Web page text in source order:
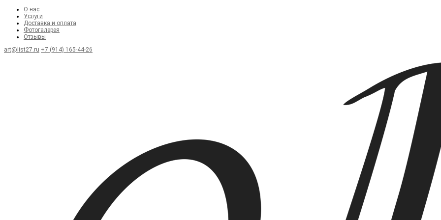
О нас
Услуги
Доставка и оплата
Фотогалерея
Отзывы
art@list27.ru +7 (914) 165-44-26